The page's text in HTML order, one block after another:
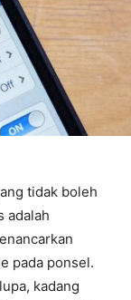
tidak boleh
adalah
pada ponsel.
kadang